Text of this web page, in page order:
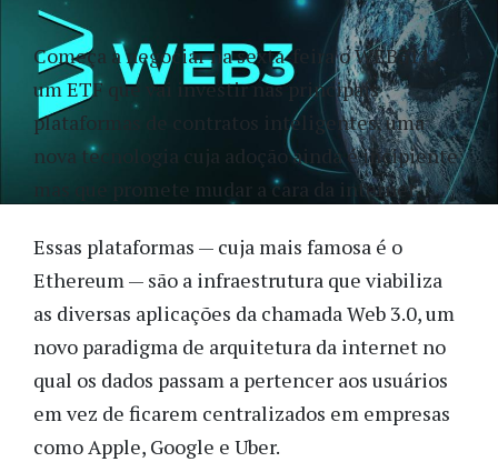
Começa a negociar na sexta-feira o WEB311,
um ETF que vai investir nas principais
plataformas de contratos inteligentes, uma
nova tecnologia cuja adoção ainda é incipiente
mas que promete mudar a cara da internet.
Essas plataformas — cuja mais famosa é o
Ethereum — são a infraestrutura que viabiliza
as diversas aplicações da chamada Web 3.0, um
novo paradigma de arquitetura da internet no
qual os dados passam a pertencer aos usuários
em vez de ficarem centralizados em empresas
como Apple, Google e Uber.